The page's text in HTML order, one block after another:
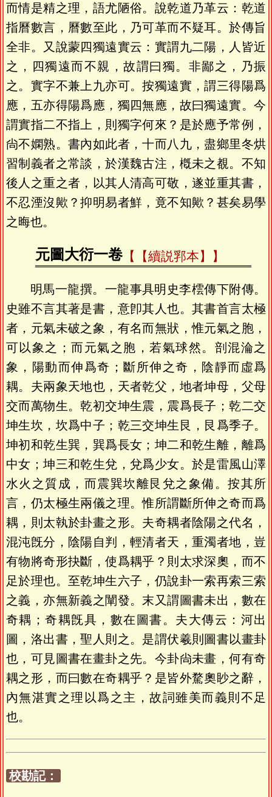
而情是精之理，語尤陋俗。說乾道乃革云：乾道
指曆數言，曆數至此，乃可革而不疑耳。於傳旨
全非。又說蒙四獨遠實云：實謂九二陽，人皆近
之，四獨遠而不親，故謂曰獨。非鄙之，乃振
之。實字不兼上九亦可。按獨遠實，謂三得陽爲
應，五亦得陽爲應，獨四無應，故曰獨遠實。今
謂實指二不指上，則獨字何來？是於應予常例，
尙不嫻熟。書內如此者，十而八九，盡鄉里冬烘
習制義者之常談，於漢魏古注，槪未之覩。不知
後人之重之者，以其人清高可敬，遂並重其書，
不忍湮沒歟？抑明易者鮮，竟不知歟？甚矣易學
之晦也。
元圖大衍一卷 【續説郛本】
明馬一龍撰。一龍事具明史李橒傳下附傳。
史雖不言其著是書，意卽其人也。其書首言太極
者，元氣未破之象，有名而無狀，惟元氣之胞，
可以象之；而元氣之胞，若氣球然。剖混淪之
象，陽動而伸爲奇；斷所伸之奇，陰靜而虛爲
耦。夫兩象天地也，天者乾父，地者坤母，父母
交而萬物生。乾初交坤生震，震爲長子；乾二交
坤生坎，坎爲中子；乾三交坤生艮，艮爲季子。
坤初和乾生巽，巽爲長女；坤二和乾生離，離爲
中女；坤三和乾生兌，兌爲少女。於是雷風山澤
水火之質成，而震巽坎離艮兌之象備。按其所
言，仍太極生兩儀之理。惟所謂斷所伸之奇而爲
耦，則太執於卦畫之形。夫奇耦者陰陽之代名，
混沌旣分，陰陽自判，輕清者天，重濁者地，豈
有物將奇形抉斷，使爲耦乎？則太求深奧，而不
足於理也。至乾坤生六子，仍說卦一索再索三索
之義，亦無新義之闡發。末又謂圖書未出，數在
奇耦；奇耦旣具，數在圖書。夫大傳云：河出
圖，洛出書，聖人則之。是謂伏羲則圖書以畫卦
也，可見圖書在畫卦之先。今卦尙未畫，何有奇
耦之形，而曰數在奇耦乎？是皆外騖奧眇之辭，
內無湛實之理以爲之主，故詞雖美而義則不足
也。
校勘記：